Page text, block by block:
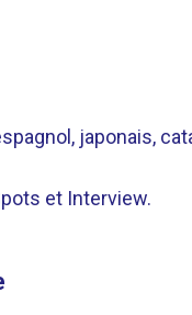
japonais,
et Interview.